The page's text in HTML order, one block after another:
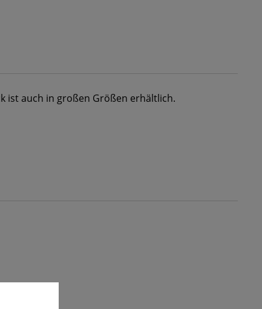
ist auch in großen Größen erhältlich.